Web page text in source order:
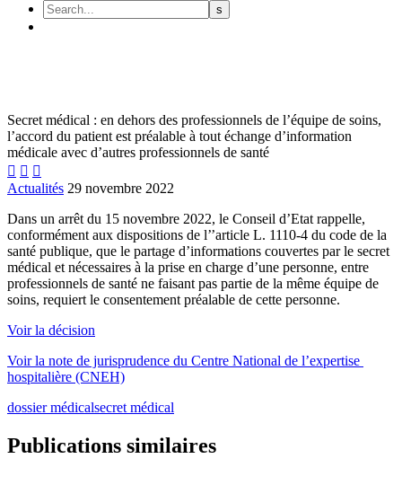
Secret médical : en dehors des professionnels de l’équipe de soins,
l’accord du patient est préalable à tout échange d’information
médicale avec d’autres professionnels de santé
  
Actualités 29 novembre 2022
Dans un arrêt du 15 novembre 2022, le Conseil d’Etat rappelle,
conformément aux dispositions de l’’article L. 1110-4 du code de la
santé publique, que le partage d’informations couvertes par le secret
médical et nécessaires à la prise en charge d’une personne, entre
professionnels de santé ne faisant pas partie de la même équipe de
soins, requiert le consentement préalable de cette personne.
Voir la décision
Voir la note de jurisprudence du Centre National de l’expertise
hospitalière (CNEH)
dossier médicalsecret médical
Publications similaires